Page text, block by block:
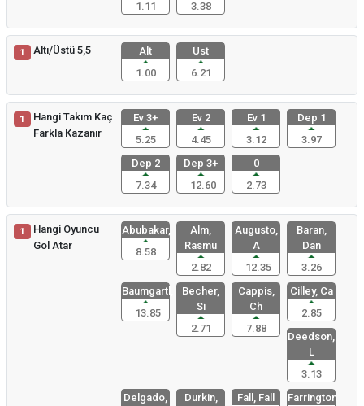
1.11
3.38
1 Altı/Üstü 5,5
Alt
1.00
Üst
6.21
1
Hangi Takım Kaç
Farkla Kazanır
Ev 3+
5.25
Ev 2
4.45
Ev 1
3.12
Dep 1
3.97
Dep 2
7.34
Dep 3+
12.60
0
2.73
1
Hangi Oyuncu
Gol Atar
Abubakar,
8.58
Alm,
Rasmu
2.82
Augusto,
A
12.35
Baran,
Dan
3.26
Baumgartl,
13.85
Becher,
Si
2.71
Cappis,
Ch
7.88
Cilley, Ca
2.85
Deedson,
L
3.13
Delgado,
Durkin,
Fall, Fall
Farrington